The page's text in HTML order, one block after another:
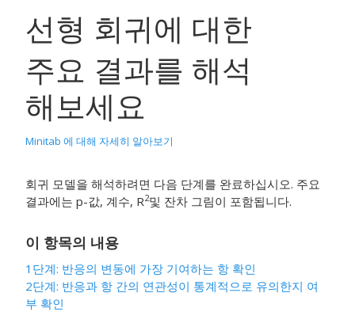
선형 회귀에 대한
주요 결과를 해석
해보세요
Minitab 에 대해 자세히 알아보기
회귀 모델을 해석하려면 다음 단계를 완료하십시오. 주요
결과에는 p-값, 계수, R2및 잔차 그림이 포함됩니다.
이 항목의 내용
1단계: 반응의 변동에 가장 기여하는 항 확인
2단계: 반응과 항 간의 연관성이 통계적으로 유의한지 여
부 확인